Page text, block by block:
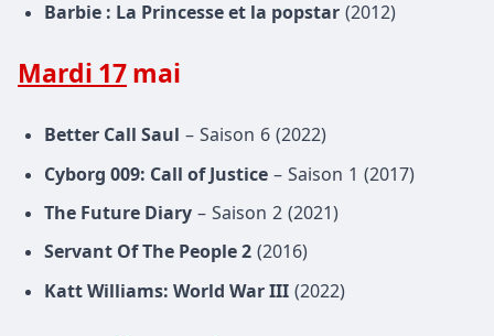
Barbie : La Princesse et la popstar (2012)
Mardi 17 mai
Better Call Saul – Saison 6 (2022)
Cyborg 009: Call of Justice – Saison 1 (2017)
The Future Diary – Saison 2 (2021)
Servant Of The People 2 (2016)
Katt Williams: World War III (2022)